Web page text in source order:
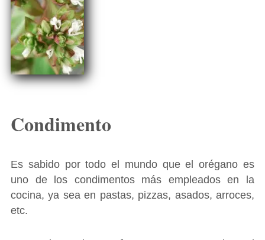
Condimento
Es sabido por todo el mundo que el orégano es
uno de los condimentos más empleados en la
cocina, ya sea en pastas, pizzas, asados, arroces,
etc.